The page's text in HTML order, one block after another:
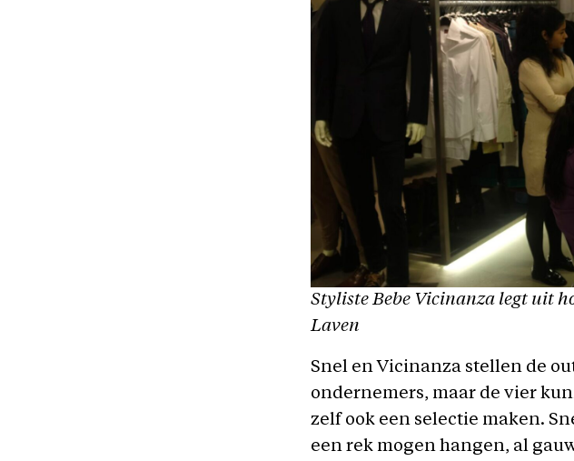
Styliste Bebe Vicinanza legt uit
Laven
Snel en Vicinanza stellen de
ondernemers, maar de vier
zelf ook een selectie maken.
een rek mogen hangen, al